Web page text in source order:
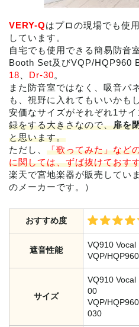
VERY-Qはプロの現場でも使
しています。
自宅でも使用できる簡易防音
Booth Set及びVQP/HQP960
18
Dr-30。
また防音室ではなく、吸音パ
も、視野に入れてもいいかも
安価なサイズがそれぞれ1サイ
録をする大きさなので、扉を
と思います。
ただし、 「歌ってみた」など
に関しては、ずば抜けておす
楽天で宮地楽器が販売してい
のメーカーです。）
おすすめ度
遮音性能
VQ910 Vocal
VQP/
サイズ
VQ910
00
VQP/
030